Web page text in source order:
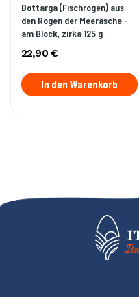
Bottarga (Fischrogen) aus
den Rogen der Meeräsche -
am Block, zirka 125 g
22,90 €
In den Warenkorb